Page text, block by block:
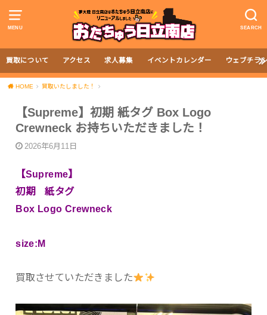
MENU SEARCH
買取について アクセス 求人募集 イベントカレンダー ウェブチラ
HOME 買取いたしました！
【Supreme】初期 紙タグ Box Logo
Crewneck お持ちいただきました！
2026年6月11日
【Supreme】
初期 紙タグ
Box Logo Crewneck
size:M
買取させていただきました